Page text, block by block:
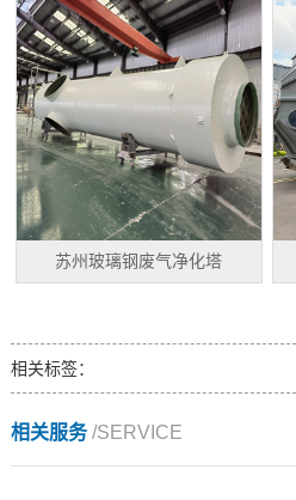
苏州玻璃钢废气净化塔
相关标签：
相关服务/SERVICE